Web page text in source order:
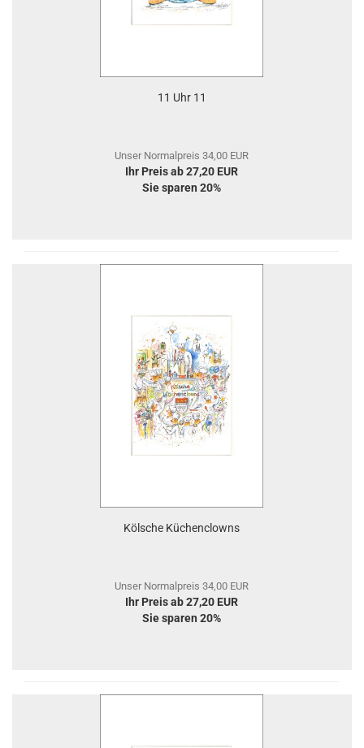
11 Uhr 11
Unser Normalpreis 34,00 EUR
Ihr Preis ab 27,20 EUR
Sie sparen 20%
Kölsche Küchenclowns
Unser Normalpreis 34,00 EUR
Ihr Preis ab 27,20 EUR
Sie sparen 20%